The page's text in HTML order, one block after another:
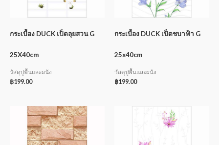
กระเบื้อง DUCK เป็ดลุยสวน G
25X40cm
วัสดุปูพื้นและผนัง
฿199.00
กระเบื้อง DUCK เป็ดชบาฟ้า G
25x40cm
วัสดุปูพื้นและผนัง
฿199.00